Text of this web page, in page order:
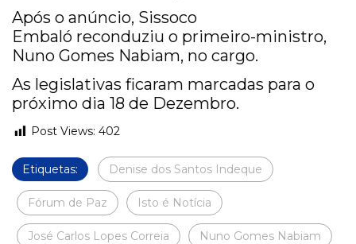
Após o anúncio, Sissoco
Embaló reconduziu o primeiro-ministro,
Nuno Gomes Nabiam, no cargo.
As legislativas ficaram marcadas para o
próximo dia 18 de Dezembro.
Post Views: 402
Etiquetas: Denise dos Santos Indeque
Fórum de Paz Isto é Notícia
José Carlos Lopes Correia Nuno Gomes Nabiam